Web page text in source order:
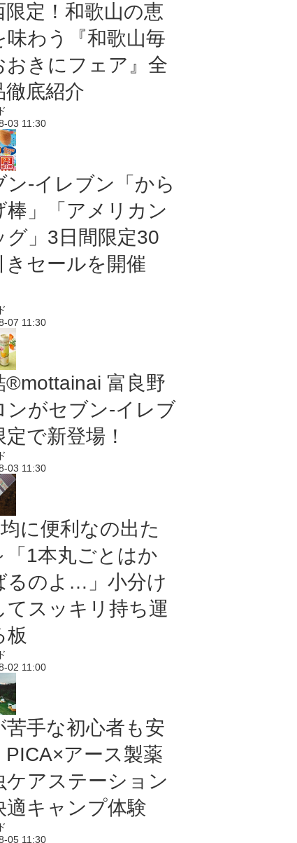
限定！和歌山の恵
味わう『和歌山毎
おきにフェア』全
徹底紹介
03 11:30
ン‐イレブン「から
棒」「アメリカン
グ」3日間限定30
きセールを開催
07 11:30
®mottainai 富良野
ンがセブン‐イレブ
定で新登場！
03 11:30
に便利なの出た
「1本丸ごとはか
るのよ…」小分け
てスッキリ持ち運
板
02 11:00
苦手な初心者も安
PICA×アース製薬
ケアステーション
適キャンプ体験
05 11:30